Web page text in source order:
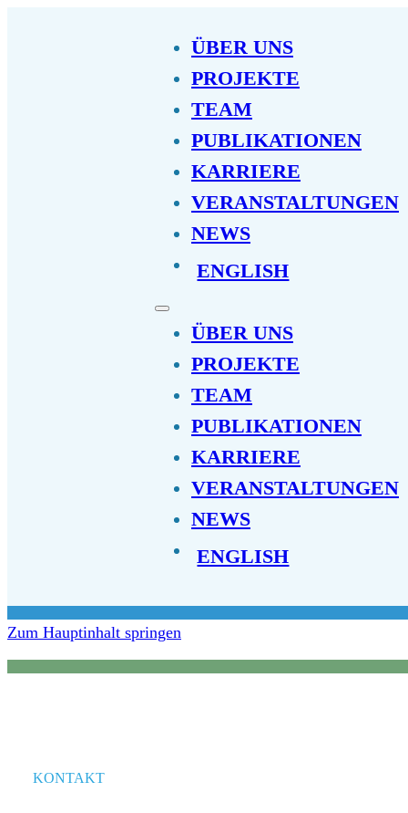
Zum Hauptinhalt springen
ÜBER UNS
PROJEKTE
TEAM
PUBLIKATIONEN
KARRIERE
VERANSTALTUNGEN
NEWS
ENGLISH
ÜBER UNS
PROJEKTE
TEAM
PUBLIKATIONEN
KARRIERE
VERANSTALTUNGEN
NEWS
ENGLISH
KONTAKT